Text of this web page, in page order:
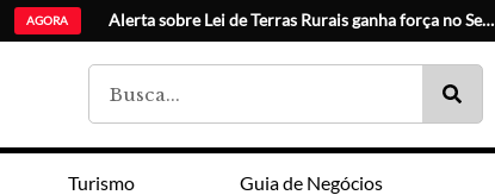
AGORA Catuaí Pa
Turismo Guia de Negócios